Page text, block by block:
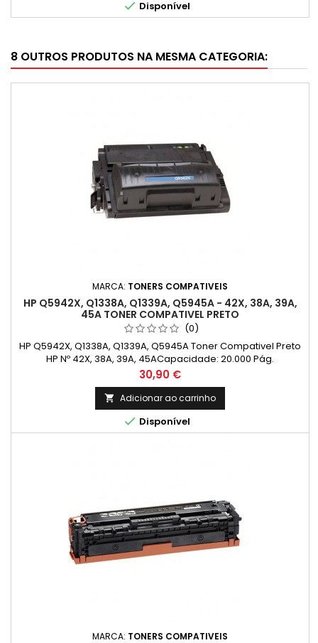
 Disponível
8 OUTROS PRODUTOS NA MESMA CATEGORIA:
MARCA: TONERS COMPATIVEIS
HP Q5942X, Q1338A, Q1339A, Q5945A - 42X, 38A, 39A,
45A TONER COMPATIVEL PRETO
(0)
HP Q5942X, Q1338A, Q1339A, Q5945A Toner Compativel Preto
HP Nº 42X, 38A, 39A, 45ACapacidade: 20.000 Pág.
Preço
30,90 €
 Adicionar ao carrinho
 Disponível
MARCA: TONERS COMPATIVEIS